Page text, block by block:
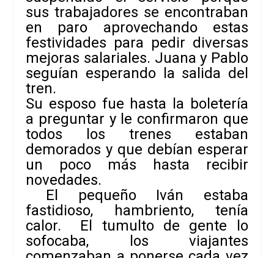
sus trabajadores se encontraban
en paro aprovechando estas
festividades para pedir diversas
mejoras salariales. Juana y Pablo
seguían esperando la salida del
tren.
Su esposo fue hasta la boletería
a preguntar y le confirmaron que
todos los trenes estaban
demorados y que debían esperar
un poco más hasta recibir
novedades.
El pequeño Iván estaba
fastidioso, hambriento, tenía
calor. El tumulto de gente lo
sofocaba, los viajantes